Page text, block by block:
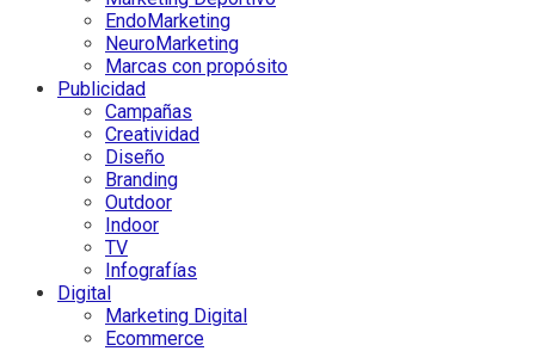
EndoMarketing
NeuroMarketing
Marcas con propósito
Publicidad
Campañas
Creatividad
Diseño
Branding
Outdoor
Indoor
TV
Infografías
Digital
Marketing Digital
Ecommerce